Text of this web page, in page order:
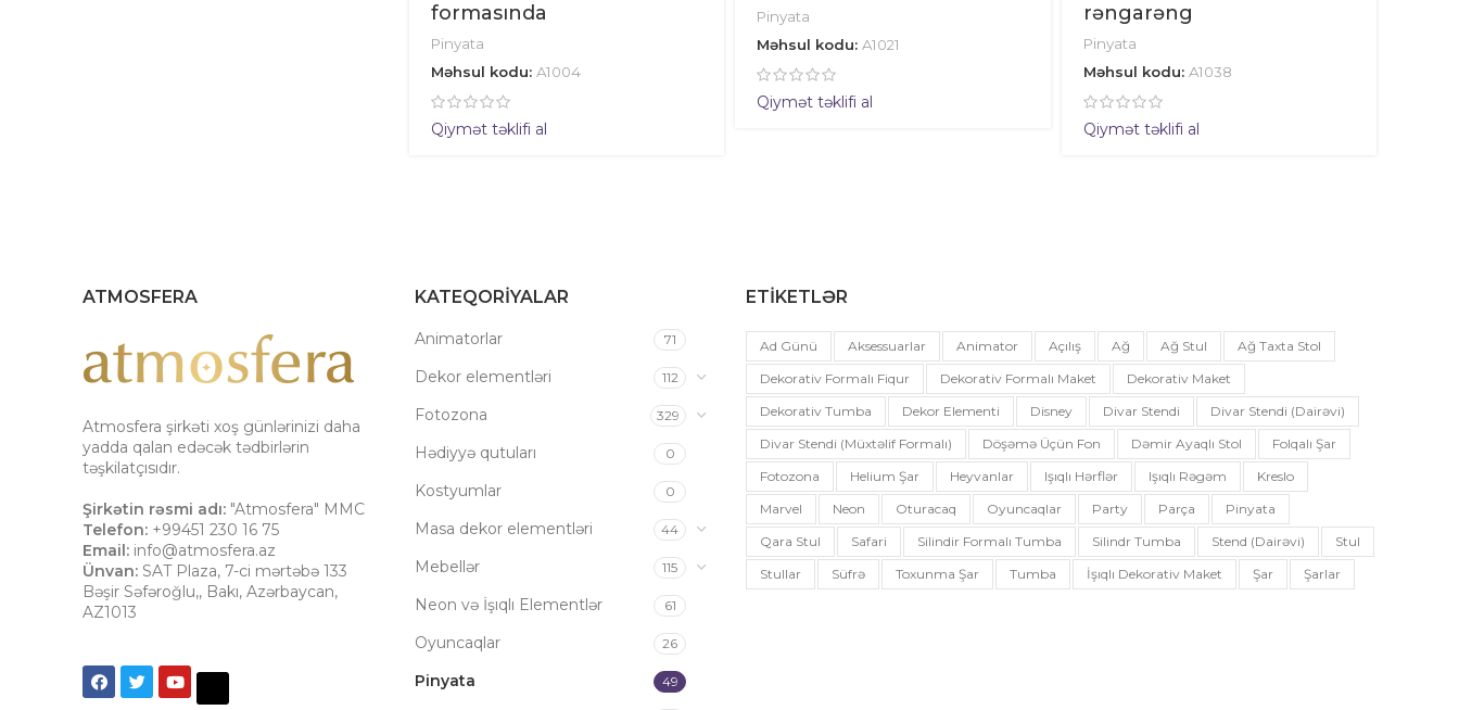
formasında
Pinyata
Məhsul kodu: A1004
Qiymət təklifi al
Pinyata
Məhsul kodu: A1021
Qiymət təklifi al
rəngarəng
Pinyata
Məhsul kodu: A1038
Qiymət təklifi al
ATMOSFERA
Atmosfera şirkəti xoş günlərinizi daha
yadda qalan edəcək tədbirlərin
təşkilatçısıdır.
Şirkətin rəsmi adı: "Atmosfera" MMC
Telefon: +99451 230 16 75
Email: info@atmosfera.az
Ünvan: SAT Plaza, 7-ci mərtəbə 133
Bəşir Səfəroğlu,, Bakı, Azərbaycan,
AZ1013
KATEQORIYALAR
Animatorlar 71
Dekor elementləri 112
Fotozona 329
Hədiyyə qutuları 0
Kostyumlar 0
Masa dekor elementləri 44
Mebellər 115
Neon və İşıqlı Elementlər 61
Oyuncaqlar 26
Pinyata 49
ETIKETLƏR
Ad Günü Aksessuarlar Animator Açılış Ağ Ağ Stul
Ağ Taxta Stol
Dekorativ Formalı Fiqur
Dekorativ Formalı Maket
Dekorativ Maket
Dekorativ Tumba
Dekor Elementi Disney Divar Stendi
Divar Stendi (dairəvi)
Divar Stendi (müxtəlif Formalı)
Döşəmə Üçün Fon Dəmir Ayaqlı Stol
Folqalı Şar
Fotozona
Helium Şar Heyvanlar Işıqlı Hərflər Işıqlı Rəgəm
Kreslo
Marvel
Neon Oturacaq Oyuncaqlar Party Parça
Pinyata
Qara Stul
Safari Silindir Formalı Tumba Silindr Tumba Stend (dairəvi)
Stul
Stullar
Süfrə Toxunma Şar Tumba İşıqlı Dekorativ Maket Şar Şarlar